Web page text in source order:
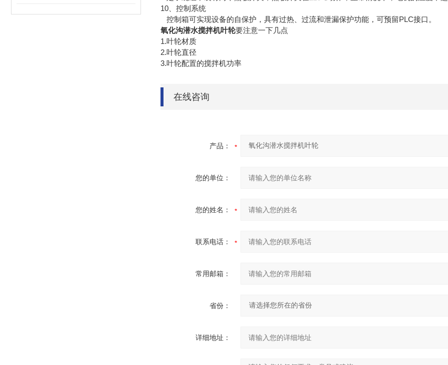
10、控制系统
控制箱可实现设备的自保护，具有过热、过流和泄漏保护功能，可预留PLC接口。
氧化沟潜水搅拌机叶轮要注意一下几点
1.叶轮材质
2.叶轮直径
3.叶轮配置的搅拌机功率
在线咨询
产品：
您的单位：
您的姓名：
联系电话：
常用邮箱：
省份：
详细地址：